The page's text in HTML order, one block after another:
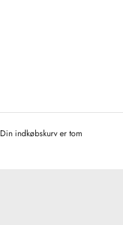
Din indkøbskurv er tom